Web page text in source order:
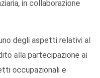
in collaborazione
degli aspetti relativi al
alla partecipazione ai
occupazionali e